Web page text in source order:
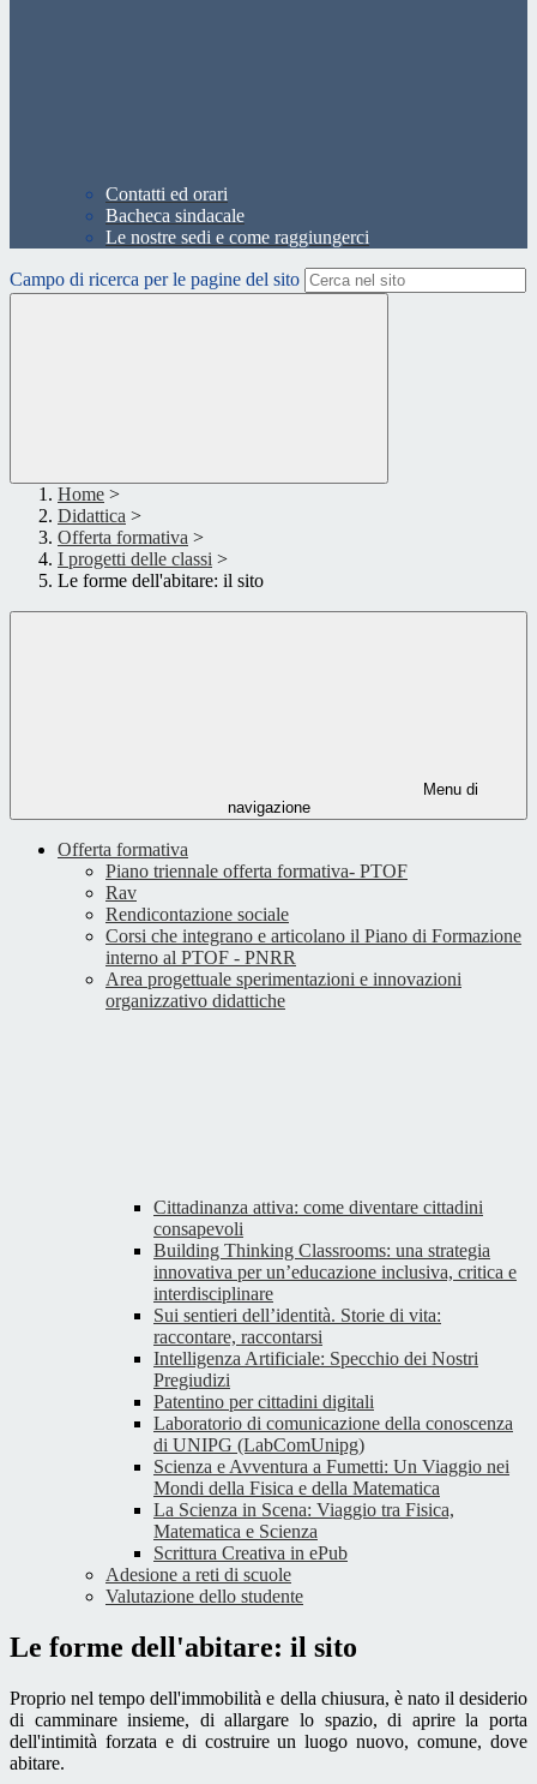
Contatti ed orari
Bacheca sindacale
Le nostre sedi e come raggiungerci
Campo di ricerca per le pagine del sito
Home >
Didattica >
Offerta formativa >
I progetti delle classi >
Le forme dell'abitare: il sito
Menu di
navigazione
Offerta formativa
Piano triennale offerta formativa- PTOF
Rav
Rendicontazione sociale
Corsi che integrano e articolano il Piano di Formazione
interno al PTOF - PNRR
Area progettuale sperimentazioni e innovazioni
organizzativo didattiche
Cittadinanza attiva: come diventare cittadini
consapevoli
Building Thinking Classrooms: una strategia
innovativa per un’educazione inclusiva, critica e
interdisciplinare
Sui sentieri dell’identità. Storie di vita:
raccontare, raccontarsi
Intelligenza Artificiale: Specchio dei Nostri
Pregiudizi
Patentino per cittadini digitali
Laboratorio di comunicazione della conoscenza
di UNIPG (LabComUnipg)
Scienza e Avventura a Fumetti: Un Viaggio nei
Mondi della Fisica e della Matematica
La Scienza in Scena: Viaggio tra Fisica,
Matematica e Scienza
Scrittura Creativa in ePub
Adesione a reti di scuole
Valutazione dello studente
Le forme dell'abitare: il sito
Proprio nel tempo dell'immobilità e della chiusura, è nato il desiderio
di camminare insieme, di allargare lo spazio, di aprire la porta
dell'intimità forzata e di costruire un luogo nuovo, comune, dove
abitare.